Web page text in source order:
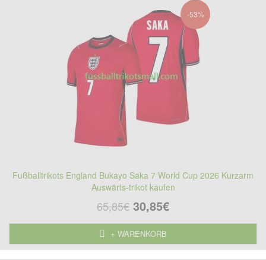
-53%
Fußballtrikots England Bukayo Saka 7 World Cup 2026 Kurzarm
Auswärts-trikot kaufen
65,85€ 30,85€
+ WARENKORB